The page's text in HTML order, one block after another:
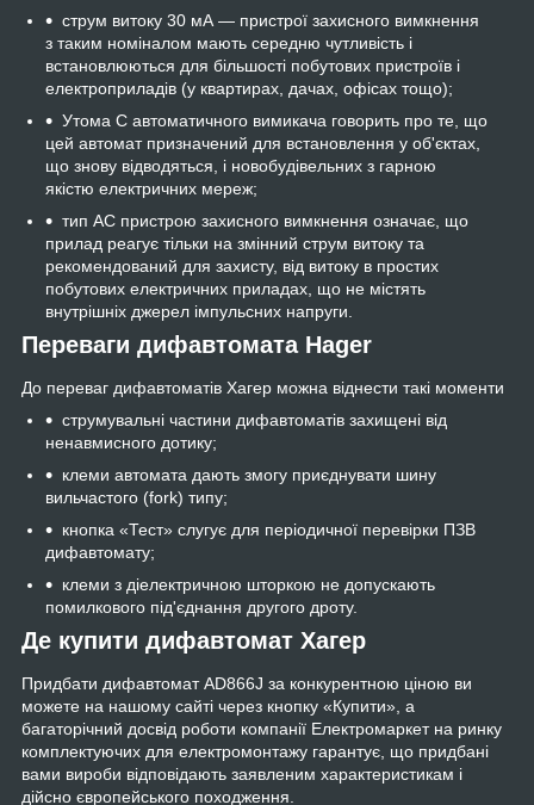
струм витоку 30 мА — пристрої захисного вимкнення
з таким номіналом мають середню чутливість і
встановлюються для більшості побутових пристроїв і
електроприладів (у квартирах, дачах, офісах тощо);
Утома C автоматичного вимикача говорить про те, що
цей автомат призначений для встановлення у об'єктах,
що знову відводяться, і новобудівельних з гарною
якістю електричних мереж;
тип AC пристрою захисного вимкнення означає, що
прилад реагує тільки на змінний струм витоку та
рекомендований для захисту, від витоку в простих
побутових електричних приладах, що не містять
внутрішніх джерел імпульсних напруги.
Переваги дифавтомата Hager
До переваг дифавтоматів Хагер можна віднести такі моменти
струмувальні частини дифавтоматів захищені від
ненавмисного дотику;
клеми автомата дають змогу приєднувати шину
вильчастого (fork) типу;
кнопка «Тест» слугує для періодичної перевірки ПЗВ
дифавтомату;
клеми з діелектричною шторкою не допускають
помилкового під'єднання другого дроту.
Де купити дифавтомат Хагер
Придбати дифавтомат AD866J за конкурентною ціною ви
можете на нашому сайті через кнопку «Купити», а
багаторічний досвід роботи компанії Електромаркет на ринку
комплектуючих для електромонтажу гарантує, що придбані
вами вироби відповідають заявленим характеристикам і
дійсно європейського походження.